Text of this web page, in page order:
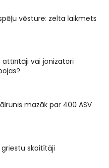
vēsture: zelta laikmets
attīrītāji vai jonizatori
mazāk par 400 ASV
skaitītāji